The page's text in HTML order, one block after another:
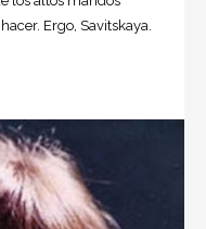
Ergo, Savitskaya.